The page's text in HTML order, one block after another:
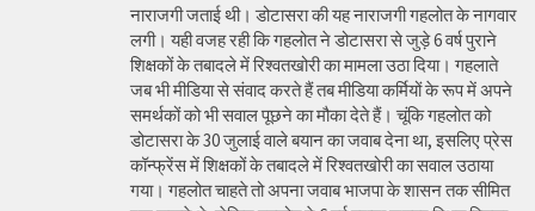
नाराजगी जताई थी। डोटासरा की यह नाराजगी गहलोत के नागवार
लगी। यही वजह रही कि गहलोत ने डोटासरा से जुड़े 6 वर्ष पुराने
शिक्षकों के तबादले में रिश्वतखोरी का मामला उठा दिया। गहलाते
जब भी मीडिया से संवाद करते हैं तब मीडिया कर्मियों के रूप में अपने
समर्थकों को भी सवाल पूछने का मौका देते हैं। चूंकि गहलोत को
डोटासरा के 30 जुलाई वाले बयान का जवाब देना था, इसलिए प्रेस
कॉन्फ्रेंस में शिक्षकों के तबादले में रिश्वतखोरी का सवाल उठाया
गया। गहलोत चाहते तो अपना जवाब भाजपा के शासन तक सीमित